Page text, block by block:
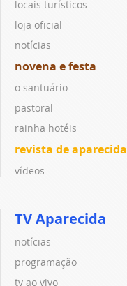
locais turísticos
loja oficial
notícias
novena e festa
o santuário
pastoral
rainha hotéis
revista de aparecida
vídeos
TV Aparecida
notícias
programação
tv ao vivo